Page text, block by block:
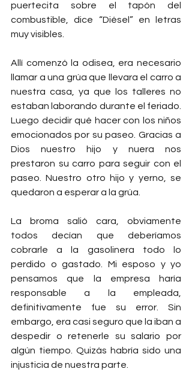
puertecita sobre el tapón del
combustible, dice “Diésel” en letras
muy visibles.
Allí comenzó la odisea, era necesario
llamar a una grúa que llevara el carro a
nuestra casa, ya que los talleres no
estaban laborando durante el feriado.
Luego decidir qué hacer con los niños
emocionados por su paseo. Gracias a
Dios nuestro hijo y nuera nos
prestaron su carro para seguir con el
paseo. Nuestro otro hijo y yerno, se
quedaron a esperar a la grúa.
La broma salió cara, obviamente
todos decían que deberíamos
cobrarle a la gasolinera todo lo
perdido o gastado. Mi esposo y yo
pensamos que la empresa haría
responsable a la empleada,
definitivamente fue su error. Sin
embargo, era casi seguro que la iban a
despedir o retenerle su salario por
algún tiempo. Quizás habría sido una
injusticia de nuestra parte.